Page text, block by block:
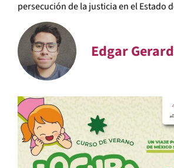
persecución de la justicia en el Estado
Edgar